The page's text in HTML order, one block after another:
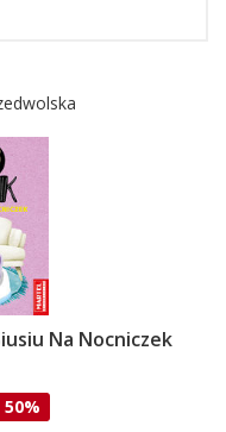
Na Nocniczek
50%